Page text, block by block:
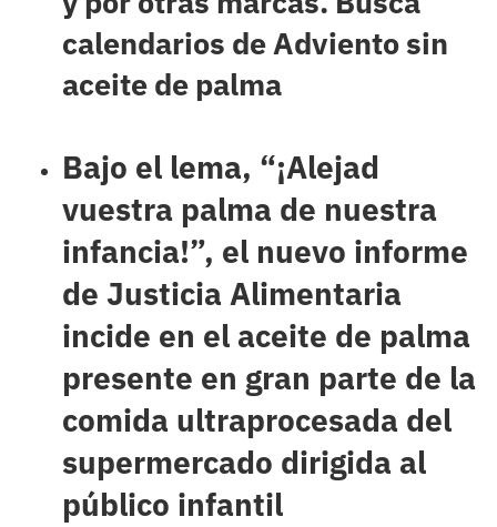
calendarios de Adviento sin
aceite de palma
Bajo el lema, “¡Alejad
vuestra palma de nuestra
infancia!”, el nuevo informe
de Justicia Alimentaria
incide en el aceite de palma
presente en gran parte de la
comida ultraprocesada del
supermercado dirigida al
público infantil